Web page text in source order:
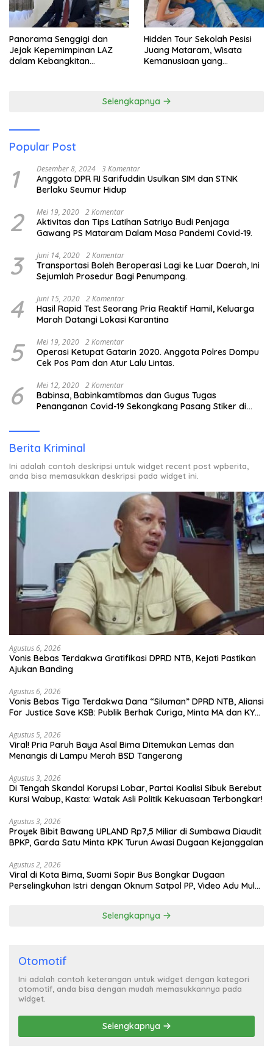
Panorama Senggigi dan
Jejak Kepemimpinan LAZ
dalam Kebangkitan
Hidden Tour Sekolah Pesisi
Juang Mataram, Wisata
Kemanusiaan yang
Selengkapnya
Popular Post
1 Desember 8, 2024 3 Komentar
Anggota DPR RI Sarifuddin Usulkan SIM dan STNK
Berlaku Seumur Hidup
2 Mei 19, 2020 2 Komentar
Aktivitas dan Tips Latihan Satriyo Budi Penjaga
Gawang PS Mataram Dalam Masa Pandemi Covid-19.
3 Juni 14, 2020 2 Komentar
Transportasi Boleh Beroperasi Lagi ke Luar Daerah, Ini
Sejumlah Prosedur Bagi Penumpang.
4 Juni 15, 2020 2 Komentar
Hasil Rapid Test Seorang Pria Reaktif Hamil, Keluarga
Marah Datangi Lokasi Karantina
5 Mei 19, 2020 2 Komentar
Operasi Ketupat Gatarin 2020. Anggota Polres Dompu
Cek Pos Pam dan Atur Lalu Lintas.
6 Mei 12, 2020 2 Komentar
Babinsa, Babinkamtibmas dan Gugus Tugas
Penanganan Covid-19 Sekongkang Pasang Stiker di
Berita Kriminal
Ini adalah contoh deskripsi untuk widget recent post wpberita,
anda bisa memasukkan deskripsi pada widget ini.
Agustus 6, 2026
Vonis Bebas Terdakwa Gratifikasi DPRD NTB, Kejati Pastikan
Ajukan Banding
Agustus 6, 2026
Vonis Bebas Tiga Terdakwa Dana “Siluman” DPRD NTB, Aliansi
For Justice Save KSB: Publik Berhak Curiga, Minta MA dan KY
Agustus 5, 2026
Viral! Pria Paruh Baya Asal Bima Ditemukan Lemas dan
Menangis di Lampu Merah BSD Tangerang
Agustus 3, 2026
Di Tengah Skandal Korupsi Lobar, Partai Koalisi Sibuk Berebut
Kursi Wabup, Kasta: Watak Asli Politik Kekuasaan Terbongkar!
Agustus 3, 2026
Proyek Bibit Bawang UPLAND Rp7,5 Miliar di Sumbawa Diaudit
BPKP, Garda Satu Minta KPK Turun Awasi Dugaan Kejanggalan
Agustus 2, 2026
Viral di Kota Bima, Suami Sopir Bus Bongkar Dugaan
Perselingkuhan Istri dengan Oknum Satpol PP, Video Adu Mulut
Selengkapnya
Otomotif
Ini adalah contoh keterangan untuk widget dengan kategori
otomotif, anda bisa dengan mudah memasukkannya pada
widget.
Selengkapnya